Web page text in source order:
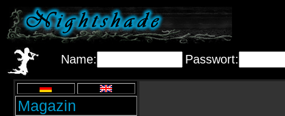
Name: Passwort:
Magazin